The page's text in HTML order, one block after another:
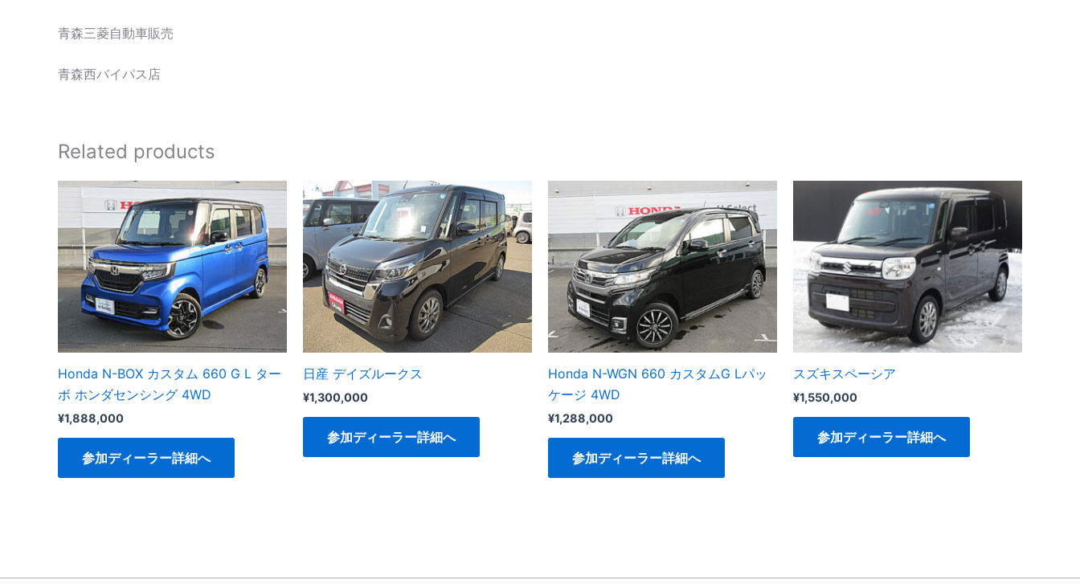
青森三菱自動車販売
青森西バイパス店
Related products
Honda N-BOX カスタム 660 G L ター
ボ ホンダセンシング 4WD
¥1,888,000
参加ディーラー詳細へ
日産 デイズルークス
¥1,300,000
参加ディーラー詳細へ
Honda N-WGN 660 カスタムG Lパッ
ケージ 4WD
¥1,288,000
参加ディーラー詳細へ
スズキスペーシア
¥1,550,000
参加ディーラー詳細へ